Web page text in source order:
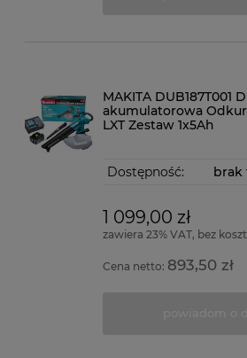
MAKITA DUB187T001
akumulatorowa
LXT Zestaw 1x5Ah
Dostępność: brak
1 099,00 zł
zawiera 23% VAT, bez
Cena netto: 893,50 zł